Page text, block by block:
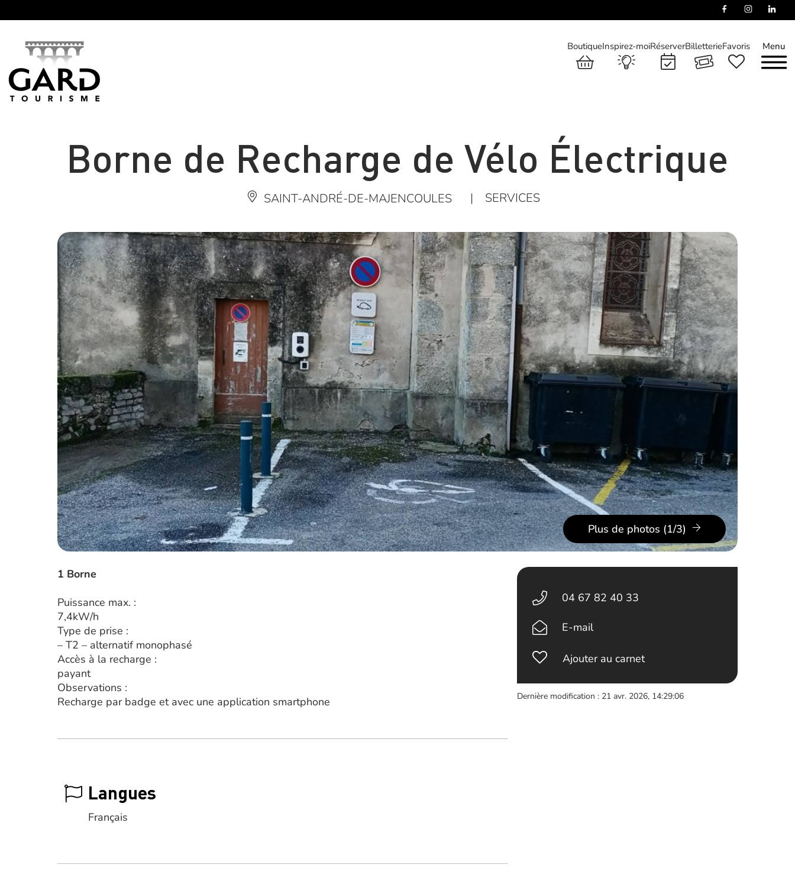
Menu
BoutiqueInspirez-moiRéserverBilletterieFavoris
Borne de Recharge de Vélo Électrique
SAINT-ANDRÉ-DE-MAJENCOULES | SERVICES
Plus de photos (1/3)
1 Borne
Puissance max. :
7,4kW/h
Type de prise :
– T2 – alternatif monophasé
Accès à la recharge :
payant
Observations :
Recharge par badge et avec une application smartphone
Langues
Français
04 67 82 40 33
E-mail
Ajouter au carnet
Dernière modification : 21 avr. 2026, 14:29:06